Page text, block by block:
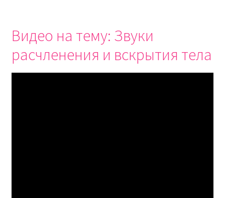
Видео на тему: Звуки
расчленения и вскрытия тела